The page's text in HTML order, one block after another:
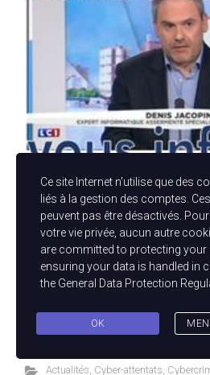
Retrouvrer les traces d’une
s’avérer complexe et coûteuse
fondamentaux de la police
de crime, tout contact laisse
de la cybercriminalité, chercher
remonter le fil des événements
incident survient, […]
Actualités, Cyber-attentats,
Ce site Internet n'utilise que des
liés à la gestion des comptes.
peuvent pas être désactivés.
votre vie privée, aucun autre
are committed to protecting your
ensuring your data is handled in
the General Data Protection
OK